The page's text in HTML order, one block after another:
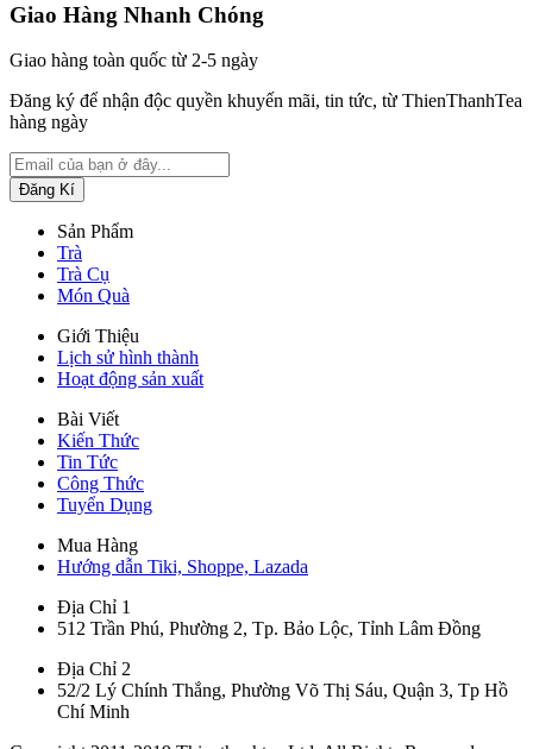
Giao Hàng Nhanh Chóng
Giao hàng toàn quốc từ 2-5 ngày
Đăng ký để nhận độc quyền khuyến mãi, tin tức, từ ThienThanhTea
hàng ngày
Sản Phẩm
Trà
Trà Cụ
Món Quà
Giới Thiệu
Lịch sử hình thành
Hoạt động sản xuất
Bài Viết
Kiến Thức
Tin Tức
Công Thức
Tuyển Dụng
Mua Hàng
Hướng dẫn Tiki, Shoppe, Lazada
Địa Chỉ 1
512 Trần Phú, Phường 2, Tp. Bảo Lộc, Tỉnh Lâm Đồng
Địa Chỉ 2
52/2 Lý Chính Thắng, Phường Võ Thị Sáu, Quận 3, Tp Hồ
Chí Minh